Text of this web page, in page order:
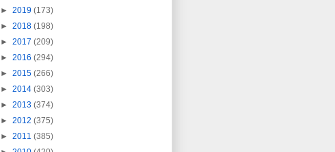
► 2019 (173)
► 2018 (198)
► 2017 (209)
► 2016 (294)
► 2015 (266)
► 2014 (303)
► 2013 (374)
► 2012 (375)
► 2011 (385)